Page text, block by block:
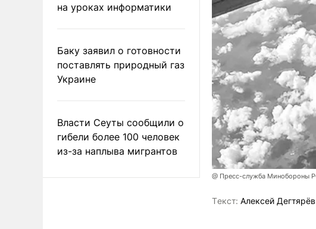
на уроках информатики
Баку заявил о готовности
поставлять природный газ
Украине
Власти Сеуты сообщили о
гибели более 100 человек
из-за наплыва мигрантов
@ Пресс-служба Минобороны
Tекст: Алексей Дегтярёв